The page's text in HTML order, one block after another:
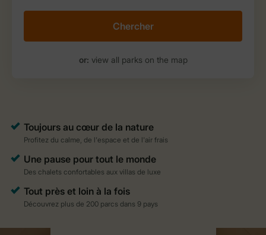
Chercher
or: view all parks on the map